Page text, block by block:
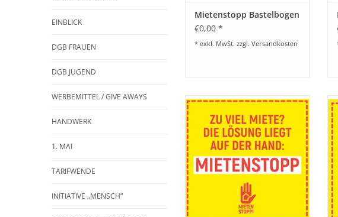
EINBLICK
DGB FRAUEN
DGB JUGEND
WERBEMITTEL / GIVE AWAYS
HANDWERK
1. MAI
TARIFWENDE
INITIATIVE „MENSCH“
Mietenstopp Bastelbogen
€0,00 *
* exkl. MwSt. zzgl. Versandkosten
Poster Mietenstopp
„Quadratmeter“
ZUM WARENKORB HINZUFÜGEN